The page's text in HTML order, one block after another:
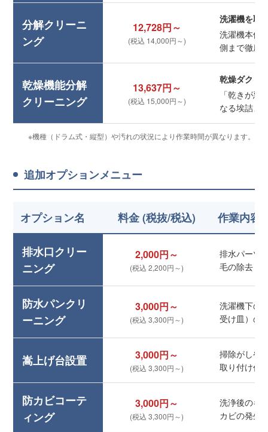
分解クリーニ
ング
12,728円～
(税込 14,000円～)
洗濯機を取
洗濯機本体
側まで徹底
乾燥機能分解
クリーニング
13,637円～
(税込 15,000円～)
乾燥ダクト
「乾きが悪
なる埃詰ま
※機種（ドラム式・縦型）や汚れの状況により作業時間が異なります。
追加オプションメニュー
オプション名 料金 (税抜/税込) 作業内容
排水口クリー
ニング
2,000円～
(税込 2,200円～)
排水パーツ
毛の除去
防水パンクリ
ーニング
3,000円～
(税込 3,300円～)
洗濯機下の
受け皿）の
嵩上げ台設置 3,000円～
(税込 3,300円～)
掃除がしや
取り付け作
防カビコーテ
ィング
3,000円～
(税込 3,300円～)
洗浄後のキ
カビの発生